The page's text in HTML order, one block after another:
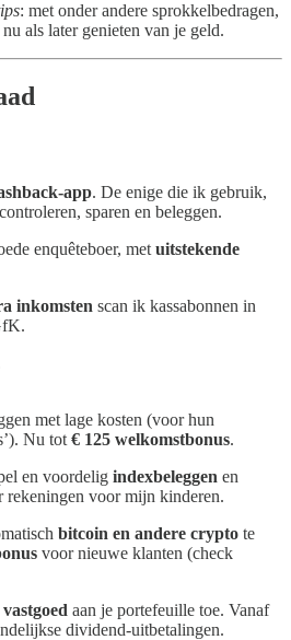
: met onder andere sprokkelbedragen,
als later genieten van je geld.
app. De enige die ik gebruik,
sparen en beleggen.
enquêteboer, met uitstekende
inkomsten scan ik kassabonnen in
met lage kosten (voor hun
Nu tot € 125 welkomstbonus.
en voordelig indexbeleggen en
rekeningen voor mijn kinderen.
bitcoin en andere crypto te
voor nieuwe klanten (check
aan je portefeuille toe. Vanaf
dividend-uitbetalingen.